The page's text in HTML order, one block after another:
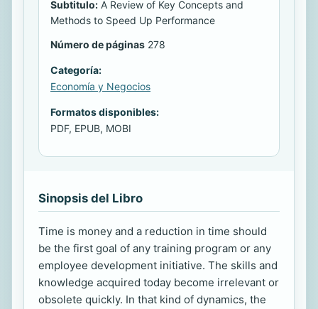
Subtitulo: A Review of Key Concepts and
Methods to Speed Up Performance
Número de páginas 278
Categoría:
Economía y Negocios
Formatos disponibles:
PDF, EPUB, MOBI
Sinopsis del Libro
Time is money and a reduction in time should
be the first goal of any training program or any
employee development initiative. The skills and
knowledge acquired today become irrelevant or
obsolete quickly. In that kind of dynamics, the